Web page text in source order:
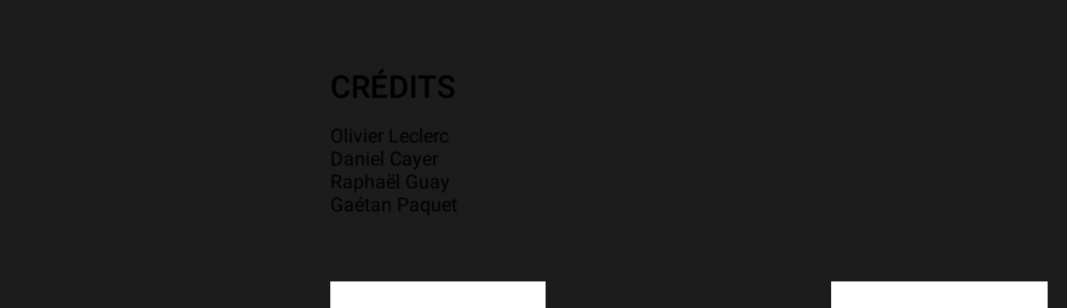
CRÉDITS
Olivier Leclerc
Daniel Cayer
Raphaël Guay
Gaétan Paquet